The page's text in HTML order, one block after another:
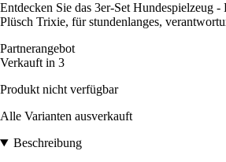
Entdecken Sie das 3er-Set Hundespielzeug
Plüsch Trixie, für stundenlanges,
Partnerangebot
Verkauft in 3
Produkt nicht verfügbar
Alle Varianten ausverkauft
Beschreibung